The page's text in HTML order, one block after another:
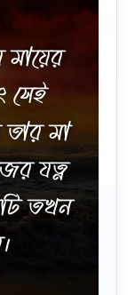
মায়ের
সেই
তার মা
যত্ন
তখন